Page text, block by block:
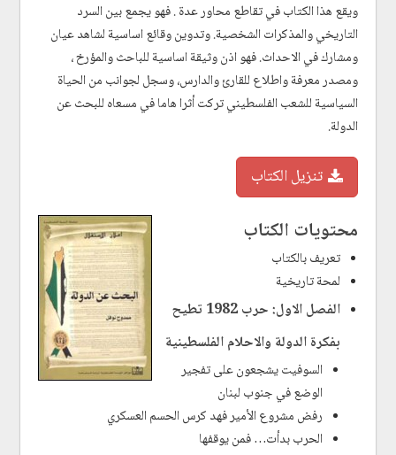
ويقع هذا الكتاب في تقاطع محاور عدة . فهو يجمع بين السرد
التاريخي والمذكرات الشخصية. وتدوين وقائع اساسية لشاهد عيان
ومشارك في الاحداث. فهو اذن وثيقة اساسية للباحث والمؤرخ ،
ومصدر معرفة واطلاع للقارئ والدارس، وسجل لجوانب من الحياة
السياسية للشعب الفلسطيني تركت أثرا هاما في مسعاه للبحث عن
الدولة.
تنزيل الكتاب
محتويات الكتاب
تعريف بالكتاب
لمحة تاريخية
الفصل الاول: حرب 1982 تطيح
بفكرة الدولة والاحلام الفلسطينية
السوفيت يشجعون على تفجير
الوضع في جنوب لبنان
رفض مشروع الأمير فهد كرس الحسم العسكري
الحرب بدأت… فمن يوقفها